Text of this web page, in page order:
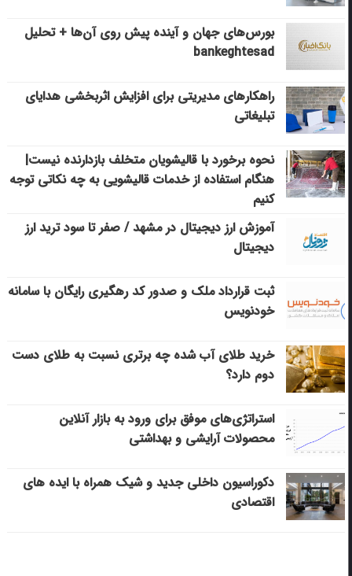
بورس‌های جهان و آینده پیش روی آن‌ها + تحلیل
bankeghtesad
راهکارهای مدیریتی برای افزایش اثربخشی هدایای
تبلیغاتی
نحوه برخورد با قالیشویان متخلف بازدارنده نیست|
هنگام استفاده از خدمات قالیشویی به چه نکاتی توجه
کنیم
آموزش ارز دیجیتال در مشهد / صفر تا سود ترید ارز
دیجیتال
ثبت قرارداد ملک و صدور کد رهگیری رایگان با سامانه
خودنویس
خرید طلای آب شده چه برتری نسبت به طلای دست
دوم دارد؟
استراتژی‌های موفق برای ورود به بازار آنلاین
محصولات آرایشی و بهداشتی
دکوراسیون داخلی جدید و شیک همراه با ایده های
اقتصادی